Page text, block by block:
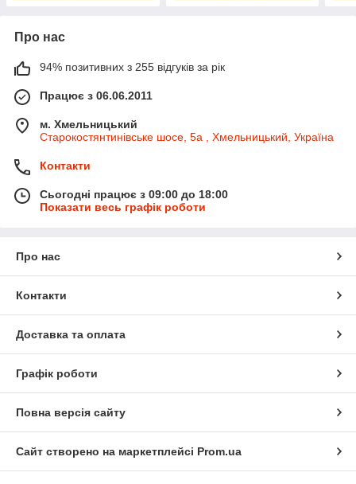
Про нас
94% позитивних з 255 відгуків за рік
Працює з 06.06.2011
м. Хмельницький
Старокостянтинівське шосе, 5а , Хмельницький, Україна
Контакти
Сьогодні працює з 09:00 до 18:00
Показати весь графік роботи
Про нас
Контакти
Доставка та оплата
Графік роботи
Повна версія сайту
Сайт створено на маркетплейсі Prom.ua